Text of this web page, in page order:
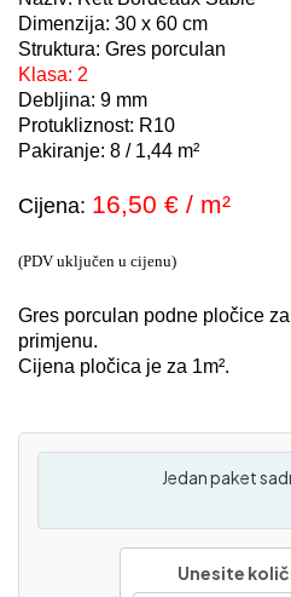
Dimenzija: 30 x 60 cm
Struktura: Gres porculan
Klasa: 2
Debljina: 9 mm
Protukliznost: R10
Pakiranje: 8 / 1,44 m²
Cijena: 16,50 € / m²
(PDV uključen u cijenu)
Gres porculan podne pločice
primjenu.
Cijena pločica je za 1m².
Jedan paket
Unesite